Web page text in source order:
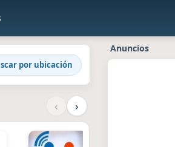
por ubicación
‹ ›
Anuncios